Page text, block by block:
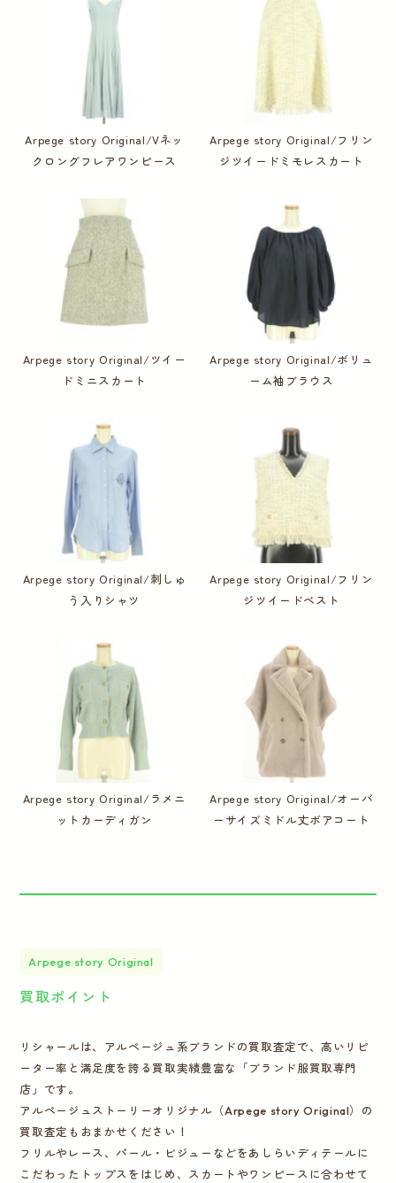
Arpege story Original/Vネッ
クロングフレアワンピース
Arpege story Original/フリン
ジツイードミモレスカート
Arpege story Original/ツイー
ドミニスカート
Arpege story Original/ボリュ
ーム袖ブラウス
Arpege story Original/刺しゅ
う入りシャツ
Arpege story Original/フリン
ジツイードベスト
Arpege story Original/ラメニ
ットカーディガン
Arpege story Original/オーバ
ーサイズミドル丈ボアコート
Arpege story Original
買取ポイント
リシャールは、アルページュ系ブランドの買取査定で、高いリピ
ーター率と満足度を誇る買取実績豊富な「ブランド服買取専門
店」です。
アルページュストーリーオリジナル（Arpege story Original）の
買取査定もおまかせください！
フリルやレース、パール・ビジューなどをあしらいディテールに
こだわったトップスをはじめ、スカートやワンピースに合わせて